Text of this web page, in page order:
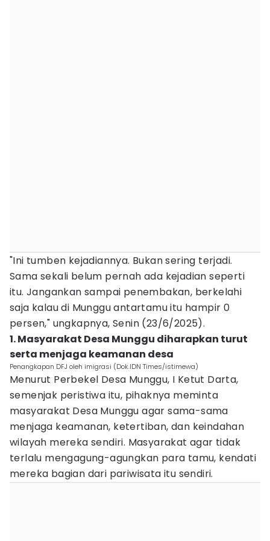
"Ini tumben kejadiannya. Bukan sering terjadi.
Sama sekali belum pernah ada kejadian seperti
itu. Jangankan sampai penembakan, berkelahi
saja kalau di Munggu antartamu itu hampir 0
persen," ungkapnya, Senin (23/6/2025).
1. Masyarakat Desa Munggu diharapkan turut
serta menjaga keamanan desa
Penangkapan DFJ oleh imigrasi (Dok.IDN Times/istimewa)
Menurut Perbekel Desa Munggu, I Ketut Darta,
semenjak peristiwa itu, pihaknya meminta
masyarakat Desa Munggu agar sama-sama
menjaga keamanan, ketertiban, dan keindahan
wilayah mereka sendiri. Masyarakat agar tidak
terlalu mengagung-agungkan para tamu, kendati
mereka bagian dari pariwisata itu sendiri.